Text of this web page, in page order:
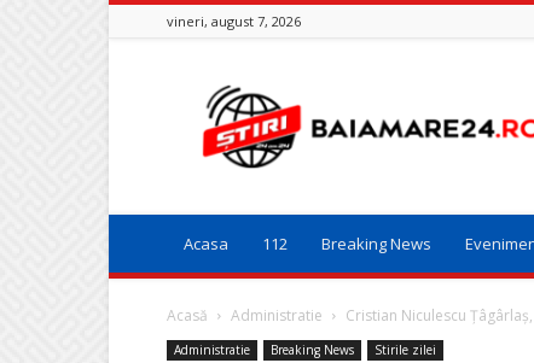
vineri, august 7, 2026
Baia
Mare
24
Acasa 112 Breaking News
Acasă Administratie Cristian Niculescu
Administratie Breaking News Stirile zilei